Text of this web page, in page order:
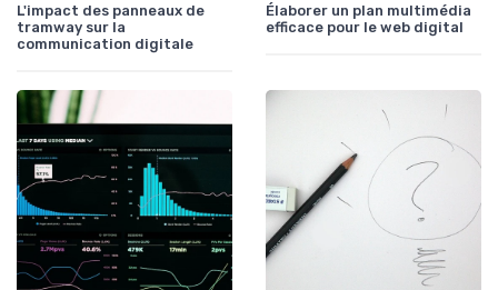
L'impact des panneaux de
tramway sur la
communication digitale
Élaborer un plan multimédia
efficace pour le web digital